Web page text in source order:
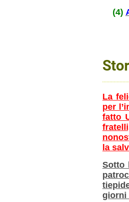
(4)
La
per
fatto
la
Sotto
giorni